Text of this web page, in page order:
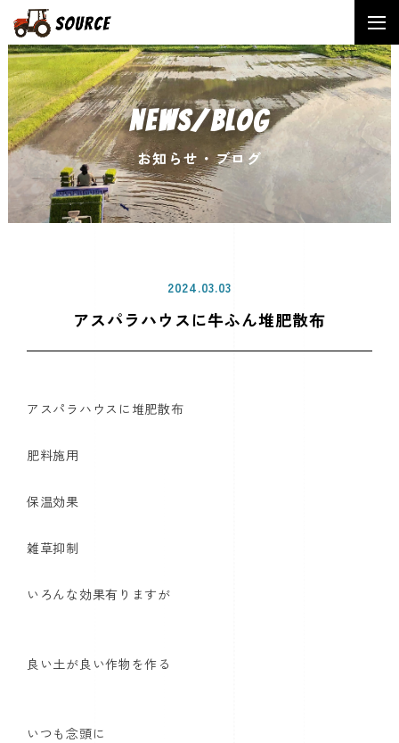
NEWS/BLOG
お知らせ・ブログ
2024.03.03
アスパラハウスに牛ふん堆肥散布
アスパラハウスに堆肥散布
肥料施用
保温効果
雑草抑制
いろんな効果有りますが
良い土が良い作物を作る
いつも念頭に